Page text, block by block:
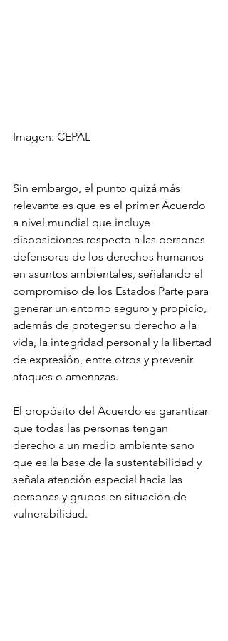
Imagen: CEPAL
Sin embargo, el punto quizá más
relevante es que es el primer Acuerdo
a nivel mundial que incluye
disposiciones respecto a las personas
defensoras de los derechos humanos
en asuntos ambientales, señalando el
compromiso de los Estados Parte para
generar un entorno seguro y propicio,
además de proteger su derecho a la
vida, la integridad personal y la libertad
de expresión, entre otros y prevenir
ataques o amenazas.
El propósito del Acuerdo es garantizar
que todas las personas tengan
derecho a un medio ambiente sano
que es la base de la sustentabilidad y
señala atención especial hacia las
personas y grupos en situación de
vulnerabilidad.